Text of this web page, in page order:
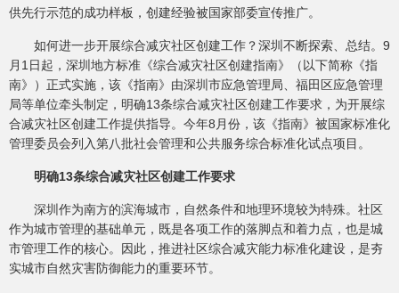
供先行示范的成功样板，创建经验被国家部委宣传推广。
如何进一步开展综合减灾社区创建工作？深圳不断探索、总结。9
月1日起，深圳地方标准《综合减灾社区创建指南》（以下简称《指
南》）正式实施，该《指南》由深圳市应急管理局、福田区应急管理
局等单位牵头制定，明确13条综合减灾社区创建工作要求，为开展综
合减灾社区创建工作提供指导。今年8月份，该《指南》被国家标准化
管理委员会列入第八批社会管理和公共服务综合标准化试点项目。
明确13条综合减灾社区创建工作要求
深圳作为南方的滨海城市，自然条件和地理环境较为特殊。社区
作为城市管理的基础单元，既是各项工作的落脚点和着力点，也是城
市管理工作的核心。因此，推进社区综合减灾能力标准化建设，是夯
实城市自然灾害防御能力的重要环节。